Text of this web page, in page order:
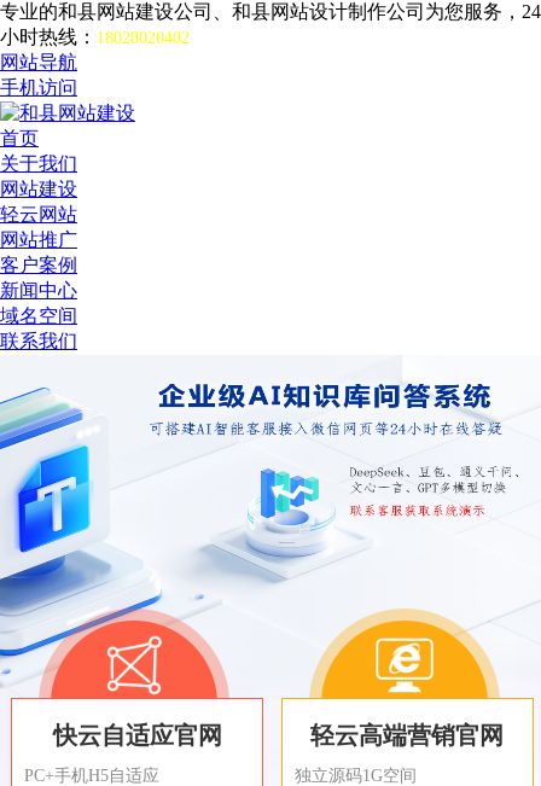
专业的和县网站建设公司、和县网站设计制作公司为您服务，24
小时热线： 18028020402
网站导航
手机访问
首页
关于我们
网站建设
轻云网站
网站推广
客户案例
新闻中心
域名空间
联系我们
快云自适应官网
PC+手机H5自适应
轻云高端营销官网
独立源码1G空间